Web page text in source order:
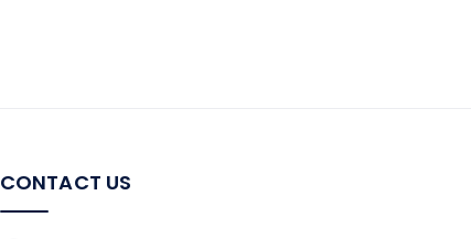
CONTACT US